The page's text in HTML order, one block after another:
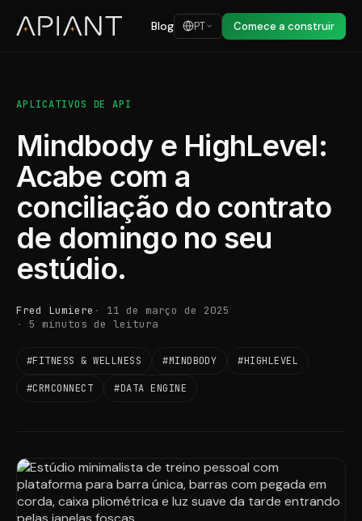
Blog PT Comece a construir
APLICATIVOS DE API
Mindbody e HighLevel:
Acabe com a
conciliação do contrato
de domingo no seu
estúdio.
Fred Lumiere
11 de março de 2025
5 minutos de leitura
#FITNESS & WELLNESS #MINDBODY #HIGHLEVEL
#CRMCONNECT #DATA ENGINE